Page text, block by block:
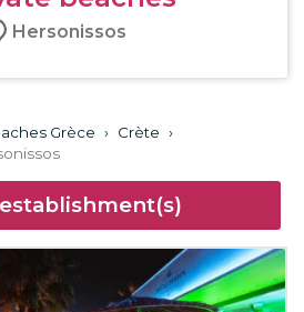
Hersonissos
Grèce › Crète ›
establishment(s)